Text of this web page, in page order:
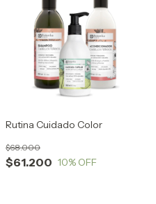
Rutina Cuidado Color
$61.200
$68.000
10% OFF